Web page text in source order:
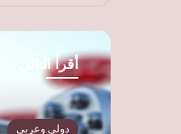
الوي
ب
أقرأ التالي
دولي وعربي